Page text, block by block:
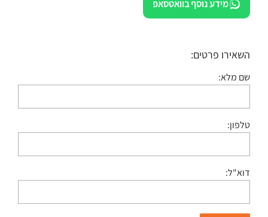
מידע נוסף בוואטסאפ
השאירו פרטים:
שם מלא:
טלפון:
דוא"ל: